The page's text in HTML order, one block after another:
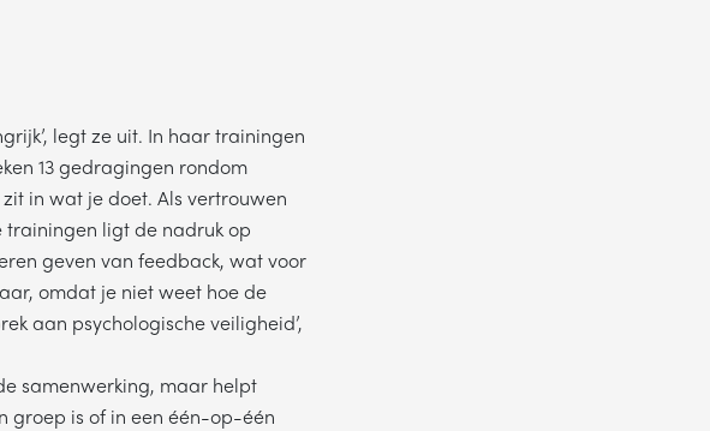
legt ze uit. In haar trainingen
13 gedragingen rondom
in wat je doet. Als vertrouwen
trainingen ligt de nadruk op
geven van feedback, wat voor
omdat je niet weet hoe de
aan psychologische veiligheid’,
samenwerking, maar helpt
groep is of in een één-op-één
Kies hieronder welke dag jouw